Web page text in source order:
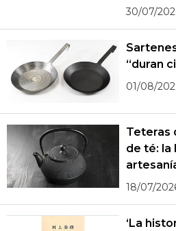
30/07/
“duran
01/08/
Teteras
de té: la
18/07/
‘La